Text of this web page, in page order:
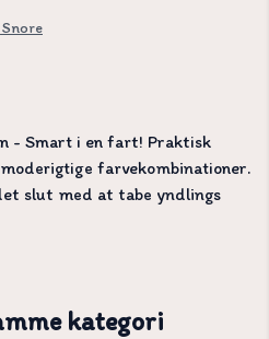
- Smart i en fart! Praktisk
farvekombinationer.
slut med at tabe yndlings
kategori